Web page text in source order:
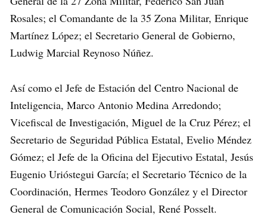
Rosales; el Comandante de la 35 Zona Militar, Enrique
Martínez López; el Secretario General de Gobierno,
Ludwig Marcial Reynoso Núñez.
Así como el Jefe de Estación del Centro Nacional de
Inteligencia, Marco Antonio Medina Arredondo;
Vicefiscal de Investigación, Miguel de la Cruz Pérez; el
Secretario de Seguridad Pública Estatal, Evelio Méndez
Gómez; el Jefe de la Oficina del Ejecutivo Estatal, Jesús
Eugenio Urióstegui García; el Secretario Técnico de la
Coordinación, Hermes Teodoro González y el Director
General de Comunicación Social, René Posselt.